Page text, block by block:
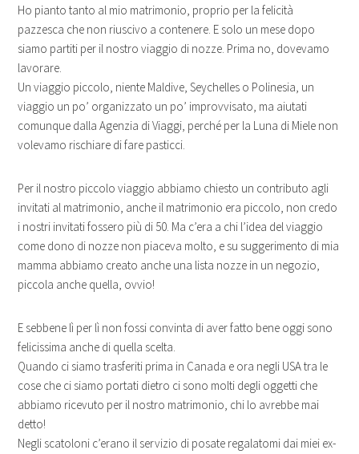
Ho pianto tanto al mio matrimonio, proprio per la felicità
pazzesca che non riuscivo a contenere. E solo un mese dopo
siamo partiti per il nostro viaggio di nozze. Prima no, dovevamo
lavorare.
Un viaggio piccolo, niente Maldive, Seychelles o Polinesia, un
viaggio un po’ organizzato un po’ improvvisato, ma aiutati
comunque dalla Agenzia di Viaggi, perché per la Luna di Miele non
volevamo rischiare di fare pasticci.
Per il nostro piccolo viaggio abbiamo chiesto un contributo agli
invitati al matrimonio, anche il matrimonio era piccolo, non credo
i nostri invitati fossero più di 50. Ma c’era a chi l’idea del viaggio
come dono di nozze non piaceva molto, e su suggerimento di mia
mamma abbiamo creato anche una lista nozze in un negozio,
piccola anche quella, ovvio!
E sebbene lì per lì non fossi convinta di aver fatto bene oggi sono
felicissima anche di quella scelta.
Quando ci siamo trasferiti prima in Canada e ora negli USA tra le
cose che ci siamo portati dietro ci sono molti degli oggetti che
abbiamo ricevuto per il nostro matrimonio, chi lo avrebbe mai
detto!
Negli scatoloni c’erano il servizio di posate regalatomi dai miei ex-